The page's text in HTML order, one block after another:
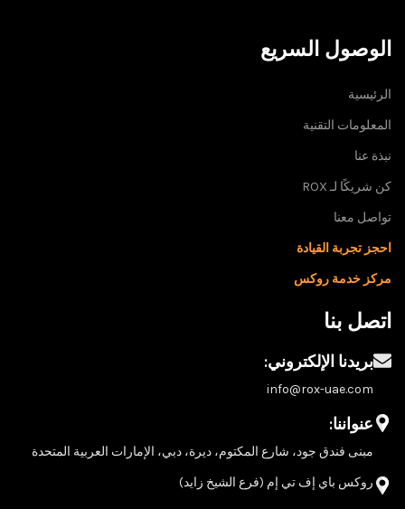
الوصول السريع
الرئيسية
المعلومات التقنية
نبذة عنا
كن شريكًا لـ ROX
تواصل معنا
احجز تجربة القيادة
مركز خدمة روكس
اتصل بنا
بريدنا الإلكتروني:
info@rox-uae.com
عنواننا:
مبنى فندق جود، شارع المكتوم، ديرة، دبي، الإمارات العربية المتحدة
روكس باي إف تي إم (فرع الشيخ زايد)